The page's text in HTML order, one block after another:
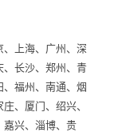
上海、广州、深
长沙、郑州、青
福州、南通、烟
、厦门、绍兴、
嘉兴、淄博、贵